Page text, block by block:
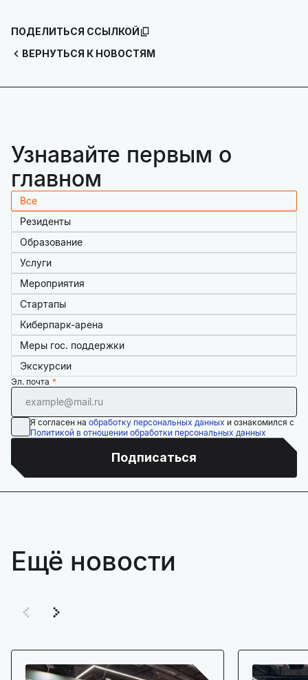
ВЕРНУТЬСЯ К НОВОСТЯМ
ПОДЕЛИТЬСЯ ССЫЛКОЙ
Узнавайте первым о
главном
Все
Резиденты
Образование
Услуги
Мероприятия
Стартапы
Киберпарк-арена
Меры гос. поддержки
Экскурсии
Эл. почта
Я согласен на обработку персональных данных и ознакомился с
Политикой в отношении обработки персональных данных
Подписаться
Ещё новости